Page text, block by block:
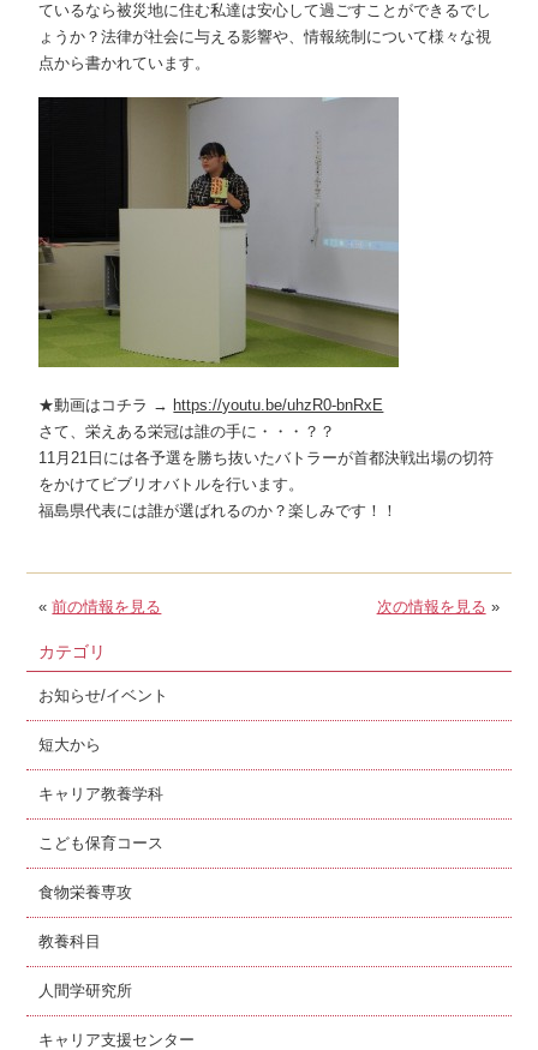
ているなら被災地に住む私達は安心して過ごすことができるでし
ょうか？法律が社会に与える影響や、情報統制について様々な視
点から書かれています。
★動画はコチラ → https://youtu.be/uhzR0-bnRxE
さて、栄えある栄冠は誰の手に・・・？？
11月21日には各予選を勝ち抜いたバトラーが首都決戦出場の切符
をかけてビブリオバトルを行います。
福島県代表には誰が選ばれるのか？楽しみです！！
«前の情報を見る 次の情報を見る »
カテゴリ
お知らせ/イベント
短大から
キャリア教養学科
こども保育コース
食物栄養専攻
教養科目
人間学研究所
キャリア支援センター